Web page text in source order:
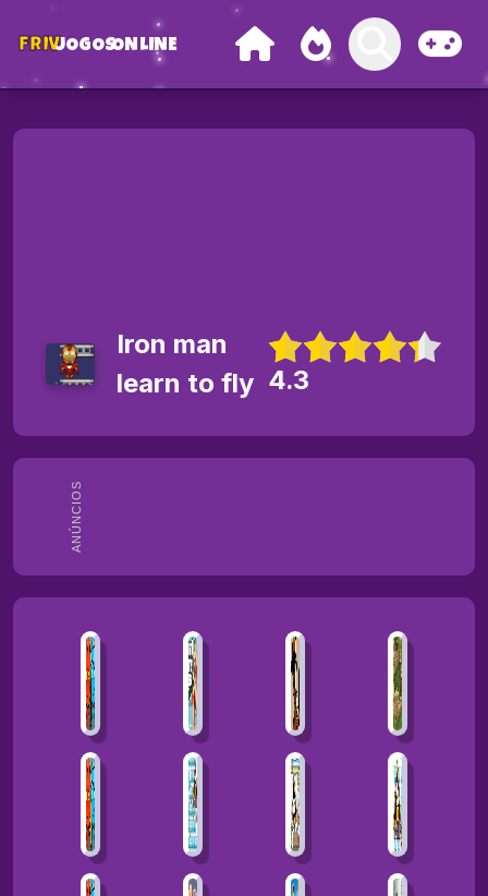
FRIVJOGOSONLINE
ANÚNCIOS
Iron man
learn to fly 4.3